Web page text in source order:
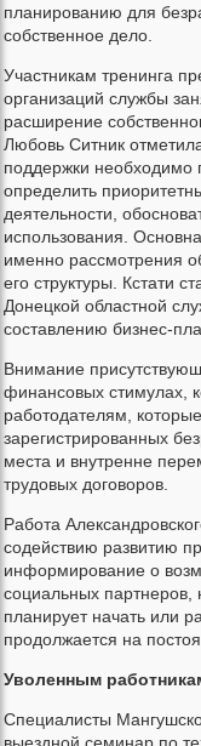
планированию для
собственное дело.
Участникам тренинга
организаций службы
расширение
Любовь Ситник
поддержки необходимо
определить
деятельности,
использования.
именно рассмотрения
его структуры. Кстати
Донецкой областной
составлению бизнес-
Внимание
финансовых стимулах,
работодателям,
зарегистрированных
места и внутренне
трудовых договоров.
Работа
содействию развитию
информирование о
социальных
планирует начать или
продолжается на
Уволенным
Специалисты
выездной семинар по